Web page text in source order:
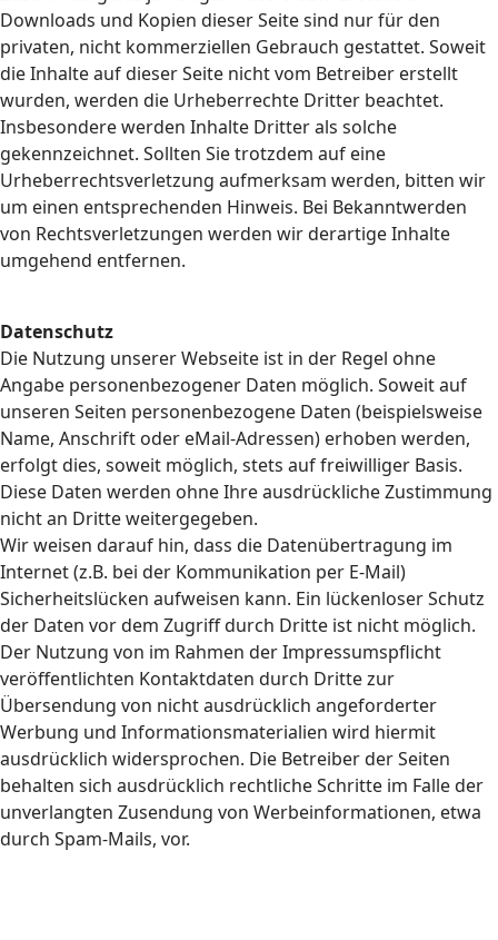
Downloads und Kopien dieser Seite sind nur für den
privaten, nicht kommerziellen Gebrauch gestattet. Soweit
die Inhalte auf dieser Seite nicht vom Betreiber erstellt
wurden, werden die Urheberrechte Dritter beachtet.
Insbesondere werden Inhalte Dritter als solche
gekennzeichnet. Sollten Sie trotzdem auf eine
Urheberrechtsverletzung aufmerksam werden, bitten wir
um einen entsprechenden Hinweis. Bei Bekanntwerden
von Rechtsverletzungen werden wir derartige Inhalte
umgehend entfernen.
Datenschutz
Die Nutzung unserer Webseite ist in der Regel ohne
Angabe personenbezogener Daten möglich. Soweit auf
unseren Seiten personenbezogene Daten (beispielsweise
Name, Anschrift oder eMail-Adressen) erhoben werden,
erfolgt dies, soweit möglich, stets auf freiwilliger Basis.
Diese Daten werden ohne Ihre ausdrückliche Zustimmung
nicht an Dritte weitergegeben.
Wir weisen darauf hin, dass die Datenübertragung im
Internet (z.B. bei der Kommunikation per E-Mail)
Sicherheitslücken aufweisen kann. Ein lückenloser Schutz
der Daten vor dem Zugriff durch Dritte ist nicht möglich.
Der Nutzung von im Rahmen der Impressumspflicht
veröffentlichten Kontaktdaten durch Dritte zur
Übersendung von nicht ausdrücklich angeforderter
Werbung und Informationsmaterialien wird hiermit
ausdrücklich widersprochen. Die Betreiber der Seiten
behalten sich ausdrücklich rechtliche Schritte im Falle der
unverlangten Zusendung von Werbeinformationen, etwa
durch Spam-Mails, vor.